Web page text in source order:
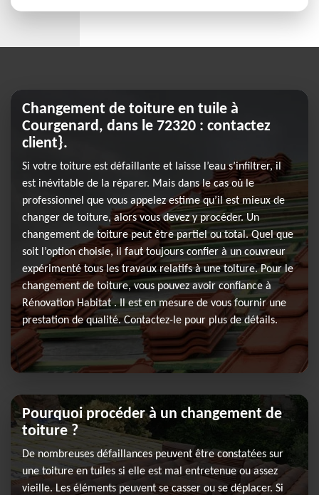
Changement de toiture en tuile à
Courgenard, dans le 72320 : contactez
client}.
Si votre toiture est défaillante et laisse l’eau s’infiltrer, il
est inévitable de la réparer. Mais dans le cas où le
professionnel que vous appelez estime qu’il est mieux de
changer de toiture, alors vous devez y procéder. Un
changement de toiture peut être partiel ou total. Quel que
soit l’option choisie, il faut toujours confier à un couvreur
expérimenté tous les travaux relatifs à une toiture. Pour le
changement de toiture, vous pouvez avoir confiance à
Rénovation Habitat . Il est en mesure de vous fournir une
prestation de qualité. Contactez-le pour plus de détails.
Pourquoi procéder à un changement de
toiture ?
De nombreuses défaillances peuvent être constatées sur
une toiture en tuiles si elle est mal entretenue ou assez
vieille. Les éléments peuvent se casser ou se déplacer. Si